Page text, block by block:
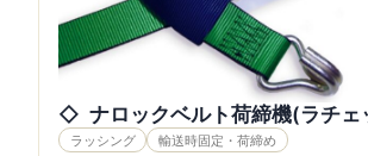
ナロックベルト荷締機(ラチェ
ラッシング 輸送時固定・荷締め